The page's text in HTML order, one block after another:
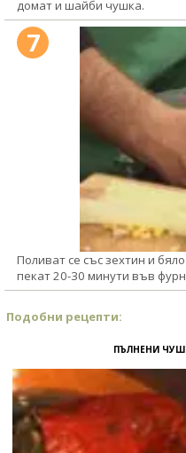
домат и шайби чушка.
7
Поливат се със зехтин и
пекат 20-30 минути във
Подобни рецепти:
ПЪЛНЕНИ